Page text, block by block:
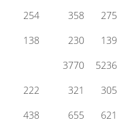
254 358
275
138 230
139
3770
5236
222 321
305
438 655
621